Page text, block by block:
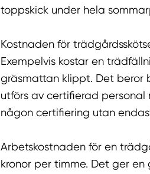
toppskick under hela
Kostnaden för
Exempelvis kostar en
gräsmattan klippt. Det beror
utförs av certifierad personal
någon certifiering utan
Arbetskostnaden för en
kronor per timme. Det ger